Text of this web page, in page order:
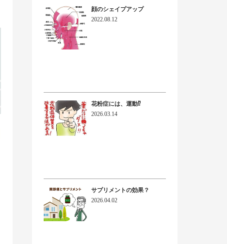
顔のシェイプアップ
2022.08.12
花粉症には、運動⁉
2026.03.14
サプリメントの効果？
2026.04.02